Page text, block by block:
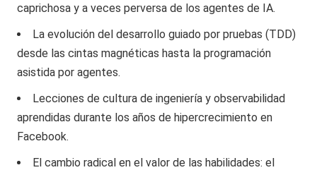
caprichosa y a veces perversa de los agentes de IA.
La evolución del desarrollo guiado por pruebas (TDD)
desde las cintas magnéticas hasta la programación
asistida por agentes.
Lecciones de cultura de ingeniería y observabilidad
aprendidas durante los años de hipercrecimiento en
Facebook.
El cambio radical en el valor de las habilidades: el